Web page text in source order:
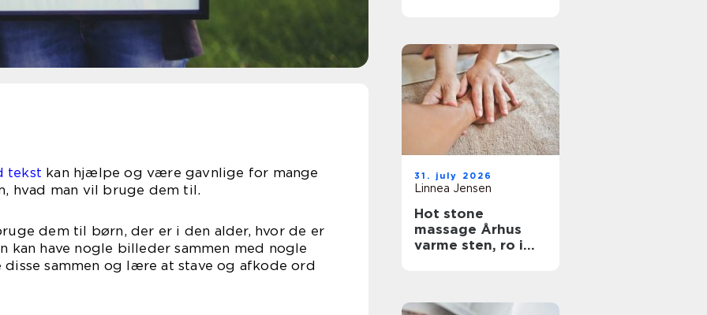
tekst kan hjælpe og være gavnlige for mange
hvad man vil bruge dem til.
dem til børn, der er i den alder, hvor de er
kan have nogle billeder sammen med nogle
sammen og lære at stave og afkode ord
31. july 2026
Linnea Jensen
Hot stone
massage Århus
varme sten, ro i